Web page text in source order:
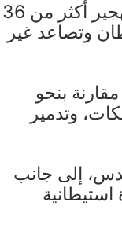
فوفق تقرير حديث لمفوضية الأمم المتحدة السامية لحقوق الإنسان، جرى تهجير أكثر من 36
تسارع الاستيطان وتصاعد غير
مقارنة بنحو
وتدمير
في شرق القدس، إلى جانب
أنحاء الضفة الغربية، فضلًا عن إنشاء 84 بؤرة استيطانية